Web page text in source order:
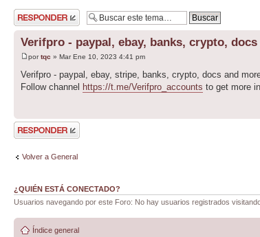
Publicar una
respuesta
Verifpro - paypal, ebay, banks, crypto, docs
portqc » Mar Ene 10, 2023 4:41 pm
Verifpro - paypal, ebay, stripe, banks, crypto, docs and
Follow channel https://t.me/Verifpro_accounts to get more
Publicar una
respuesta
Volver a General
¿QUIÉN ESTÁ CONECTADO?
Usuarios navegando por este Foro: No hay usuarios registrados
Índice general